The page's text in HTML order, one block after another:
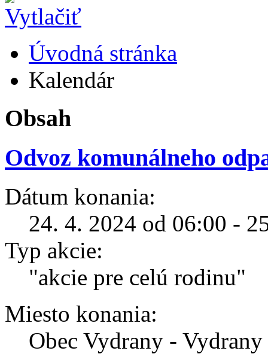
Úvodná stránka
Kalendár
Obsah
Odvoz komunálneho
Dátum konania:
24. 4. 2024 od 06:00 -
Typ akcie:
"akcie pre celú rodinu"
Miesto konania:
Obec Vydrany - Vydrany